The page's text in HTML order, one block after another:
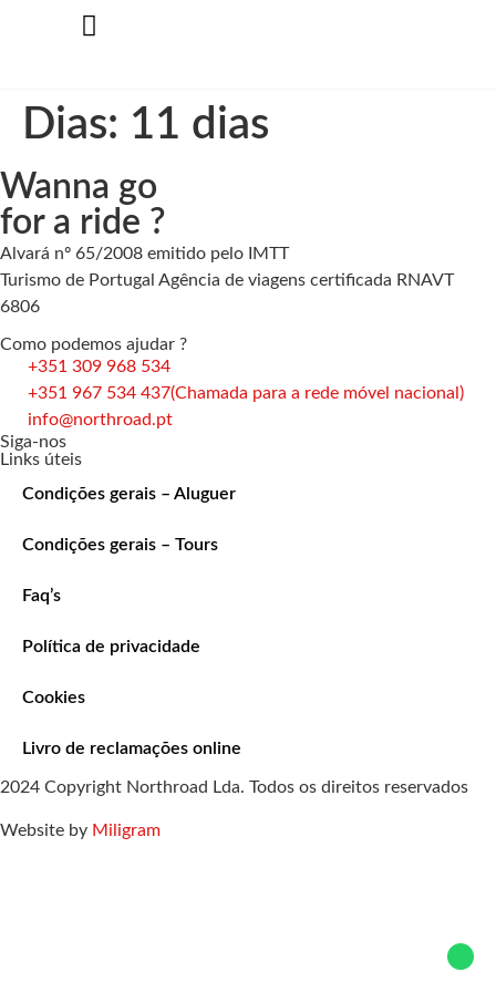
Dias: 11 dias
Wanna go
for a ride ?
Alvará nº 65/2008 emitido pelo IMTT
Turismo de Portugal Agência de viagens certificada RNAVT
6806
Como podemos ajudar ?
+351 309 968 534
+351 967 534 437(Chamada para a rede móvel nacional)
info@northroad.pt
Siga-nos
Links úteis
Condições gerais – Aluguer
Condições gerais – Tours
Faq’s
Política de privacidade
Cookies
Livro de reclamações online
2024 Copyright Northroad Lda. Todos os direitos reservados
Website by Miligram